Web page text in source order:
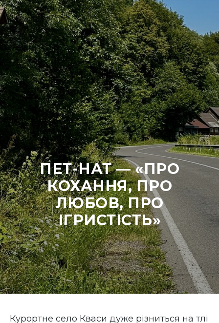
ПЕТ-НАТ — «ПРО
КОХАННЯ, ПРО
ЛЮБОВ, ПРО
ІГРИСТІСТЬ»
Курортне село Кваси дуже різниться на тлі